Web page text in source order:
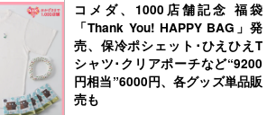
コメダ、1000店舗記念 福袋
「Thank You! HAPPY BAG」発
売、保冷ポシェット･ひえひえT
シャツ･クリアポーチなど“9200
円相当”6000円、各グッズ単品販
売も